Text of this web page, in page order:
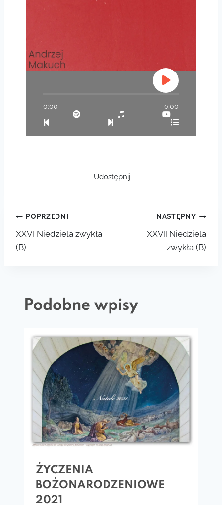
0:00 0:00
Udostępnij
POPRZEDNI
XXVI Niedziela zwykła
(B)
NASTĘPNY
XXVII Niedziela
zwykła (B)
Podobne wpisy
ŻYCZENIA
BOŻONARODZENIOWE
2021